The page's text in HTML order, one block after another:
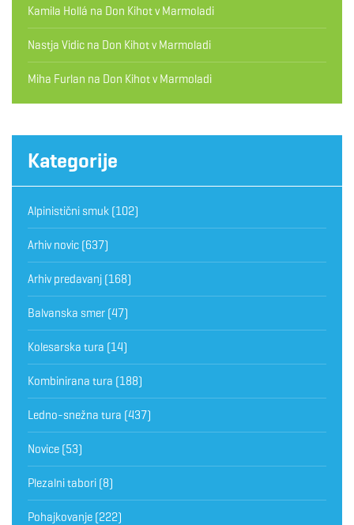
Kamila Hollá na Don Kihot v Marmoladi
Nastja Vidic na Don Kihot v Marmoladi
Miha Furlan na Don Kihot v Marmoladi
Kategorije
Alpinistični smuk (102)
Arhiv novic (637)
Arhiv predavanj (168)
Balvanska smer (47)
Kolesarska tura (14)
Kombinirana tura (188)
Ledno-snežna tura (437)
Novice (53)
Plezalni tabori (8)
Pohajkovanje (222)